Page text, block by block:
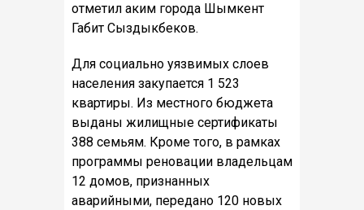
отметил аким города Шымкент
Габит Сыздыкбеков.
Для социально уязвимых слоев
населения закупается 1 523
квартиры. Из местного бюджета
выданы жилищные сертификаты
388 семьям. Кроме того, в рамках
программы реновации владельцам
12 домов, признанных
аварийными, передано 120 новых